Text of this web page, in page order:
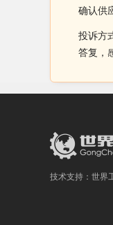
确认供
投诉方
答复，
技术支持： 世界